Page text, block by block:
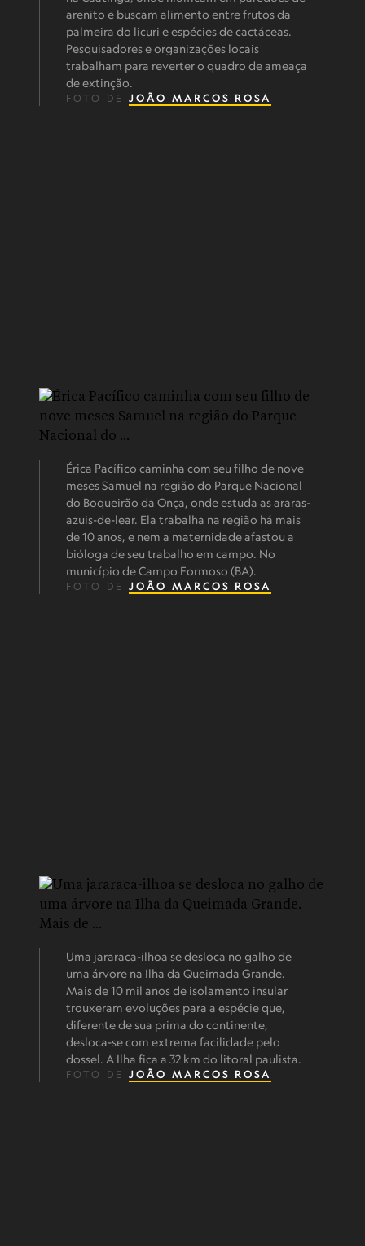
arenito e buscam alimento entre frutos da
palmeira do licuri e espécies de cactáceas.
Pesquisadores e organizações locais
trabalham para reverter o quadro de ameaça
de extinção.
FOTO DE JOÃO MARCOS ROSA
Érica Pacífico caminha com seu filho de nove
meses Samuel na região do Parque Nacional
do Boqueirão da Onça, onde estuda as araras-
azuis-de-lear. Ela trabalha na região há mais
de 10 anos, e nem a maternidade afastou a
bióloga de seu trabalho em campo. No
município de Campo Formoso (BA).
FOTO DE JOÃO MARCOS ROSA
Uma jararaca-ilhoa se desloca no galho de
uma árvore na Ilha da Queimada Grande.
Mais de 10 mil anos de isolamento insular
trouxeram evoluções para a espécie que,
diferente de sua prima do continente,
desloca-se com extrema facilidade pelo
dossel. A Ilha fica a 32 km do litoral paulista.
FOTO DE JOÃO MARCOS ROSA